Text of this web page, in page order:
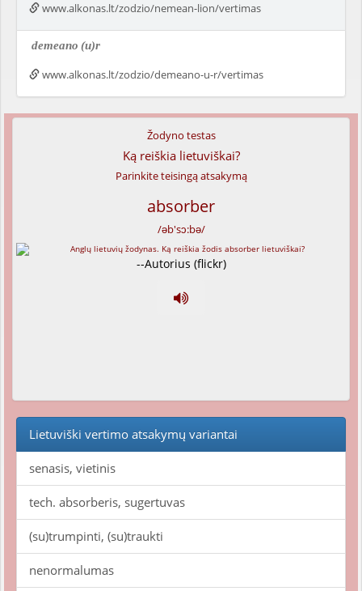
www.alkonas.lt/zodzio/nemean-lion/vertimas
demeano (u)r
www.alkonas.lt/zodzio/demeano-u-r/vertimas
Žodyno testas
Ką reiškia lietuviškai?
Parinkite teisingą atsakymą
absorber
/əb'sɔ:bə/
--Autorius (flickr)
Lietuviški vertimo atsakymų variantai
senasis, vietinis
tech. absorberis, sugertuvas
(su)trumpinti, (su)traukti
nenormalumas